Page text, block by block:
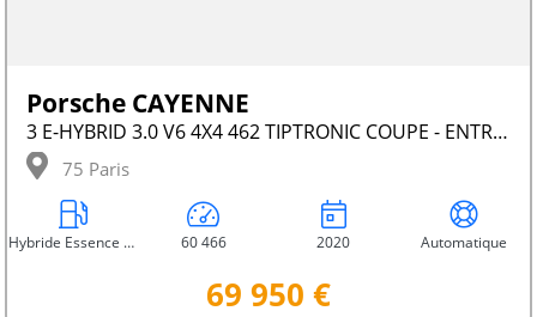
Porsche CAYENNE
3 E-HYBRID 3.0 V6 4X4 462 TIPTRONIC COUPE - ENTRETIEN CONSTRUCTEUR
75 Paris
Hybride Essence Électrique 60 466 2020 Automatique
69 950 €